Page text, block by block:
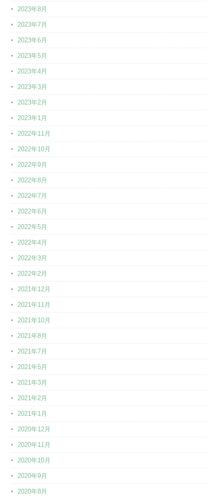
2023年8月
2023年7月
2023年6月
2023年5月
2023年4月
2023年3月
2023年2月
2023年1月
2022年11月
2022年10月
2022年9月
2022年8月
2022年7月
2022年6月
2022年5月
2022年4月
2022年3月
2022年2月
2021年12月
2021年11月
2021年10月
2021年8月
2021年7月
2021年5月
2021年3月
2021年2月
2021年1月
2020年12月
2020年11月
2020年10月
2020年9月
2020年8月